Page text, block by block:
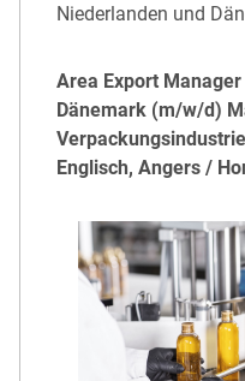
Niederlanden und
Area Export
Dänemark (m/w/d)
Englisch, Angers /